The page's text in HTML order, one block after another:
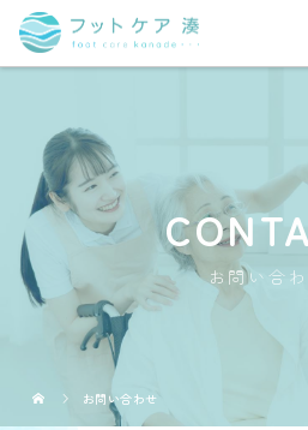
お問い合
お問い合わせ